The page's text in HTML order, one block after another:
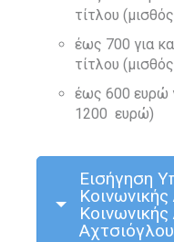
τίτλου
έως 700 για
τίτλου
έως 600 ευρώ
1200 ευρώ)
Εισήγηση
Αχτσιόγλου